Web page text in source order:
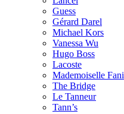
Guess
Gérard Darel
Michael Kors
Vanessa Wu
Hugo Boss
Lacoste
Mademoiselle Fani
The Bridge
Le Tanneur
Tann’s